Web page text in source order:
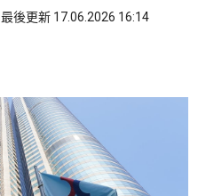
最後更新 17.06.2026 16:14